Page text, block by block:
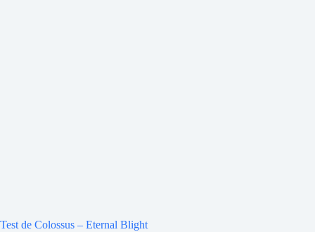
Test de Colossus – Eternal Blight